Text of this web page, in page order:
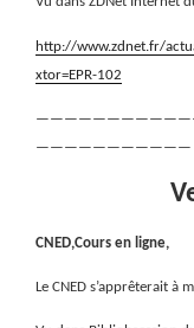
http://www.zdnet.fr/
xtor=EPR-102
———————————
CNED,Cours en ligne,
Le CNED s’apprêterait à